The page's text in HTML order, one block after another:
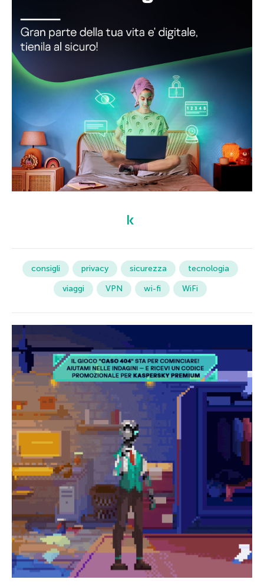
consigli privacy sicurezza
tecnologia
viaggi
VPN wi-fi WiFi